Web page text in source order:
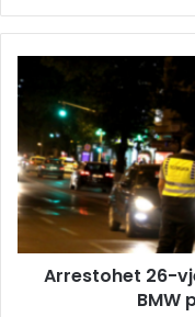
Arrestohet 26-
BMW